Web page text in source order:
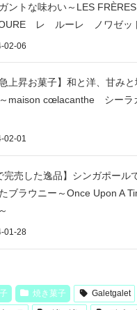
ントな味わい～LES FRÈRES
レ ルーレ ノワゼッ
02-06
急上昇お菓子】和と洋、甘み
maison cœlacanthe シーラ
02-01
完売した逸品】シンガポール
ブラウニー～Once Upon A
01-28
焼き菓子 Galetgalet